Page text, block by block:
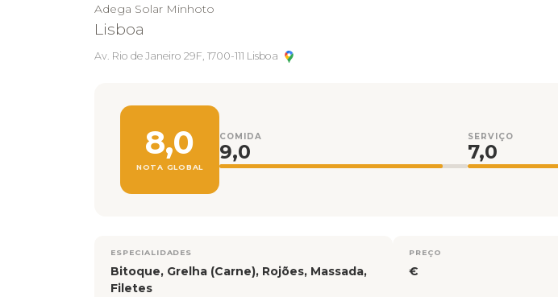
Adega Solar Minhoto
Lisboa
Av. Rio de Janeiro 29F, 1700-111 Lisboa
8,0
NOTA GLOBAL
COMIDA
9,0
SERVIÇO
7,0
ESPECIALIDADES
Bitoque, Grelha (Carne), Rojões, Massada,
Filetes
PREÇO
€